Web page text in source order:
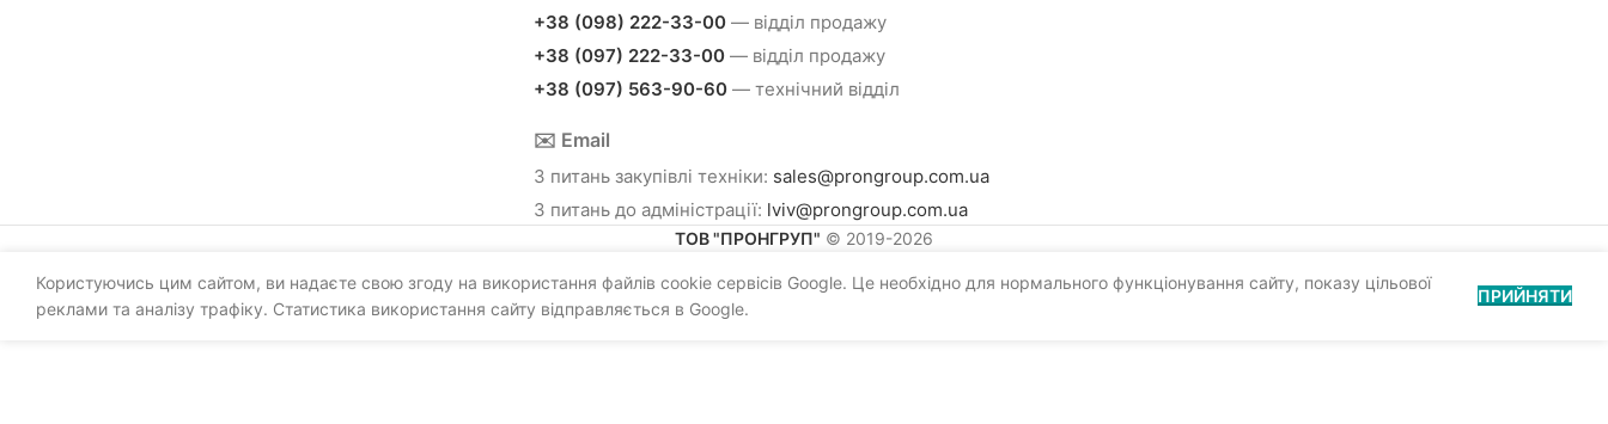
+38 (098) 222-33-00— відділ продажу
+38 (097) 222-33-00— відділ продажу
+38 (097) 563-90-60— технічний відділ
✉️ Email
З питань закупівлі техніки: sales@prongroup.com.ua
З питань до адміністрації: lviv@prongroup.com.ua
ТОВ "ПРОНГРУП" © 2019-2026
Користуючись цим сайтом, ви надаєте свою згоду на використання файлів cookie сервісів Google. Це необхідно для нормального функціонування сайту, показу цільової
реклами та аналізу трафіку. Статистика використання сайту відправляється в Google.
ПРИЙНЯТИ